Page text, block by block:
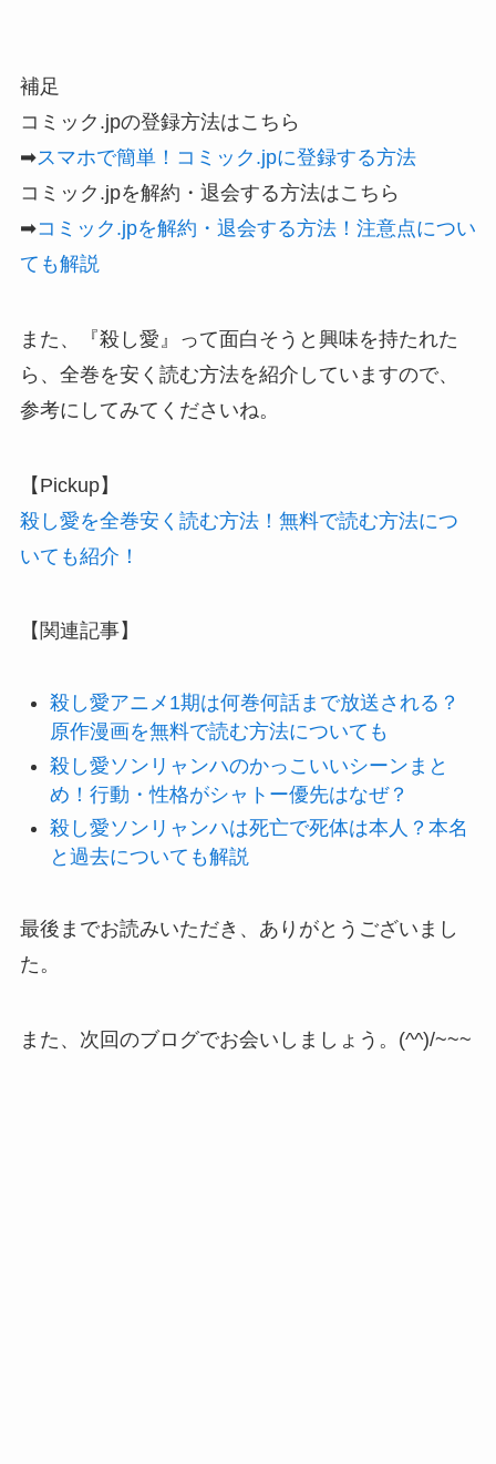
補足
コミック.jpの登録方法はこちら
➡スマホで簡単！コミック.jpに登録する方法
コミック.jpを解約・退会する方法はこちら
➡コミック.jpを解約・退会する方法！注意点につい
ても解説
また、『殺し愛』って面白そうと興味を持たれた
ら、全巻を安く読む方法を紹介していますので、
参考にしてみてくださいね。
【Pickup】
殺し愛を全巻安く読む方法！無料で読む方法につ
いても紹介！
【関連記事】
殺し愛アニメ1期は何巻何話まで放送される？
原作漫画を無料で読む方法についても
殺し愛ソンリャンハのかっこいいシーンまと
め！行動・性格がシャトー優先はなぜ？
殺し愛ソンリャンハは死亡で死体は本人？本名
と過去についても解説
最後までお読みいただき、ありがとうございまし
た。
また、次回のブログでお会いしましょう。(^^)/~~~